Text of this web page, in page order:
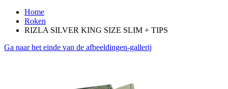
Home
Roken
RIZLA SILVER KING SIZE SLIM + TIPS
Ga naar het einde van de afbeeldingen-gallerij